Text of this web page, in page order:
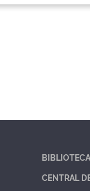
CENTRAL